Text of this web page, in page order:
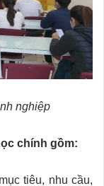
nghiệp
chính gồm:
tiêu, nhu cầu,